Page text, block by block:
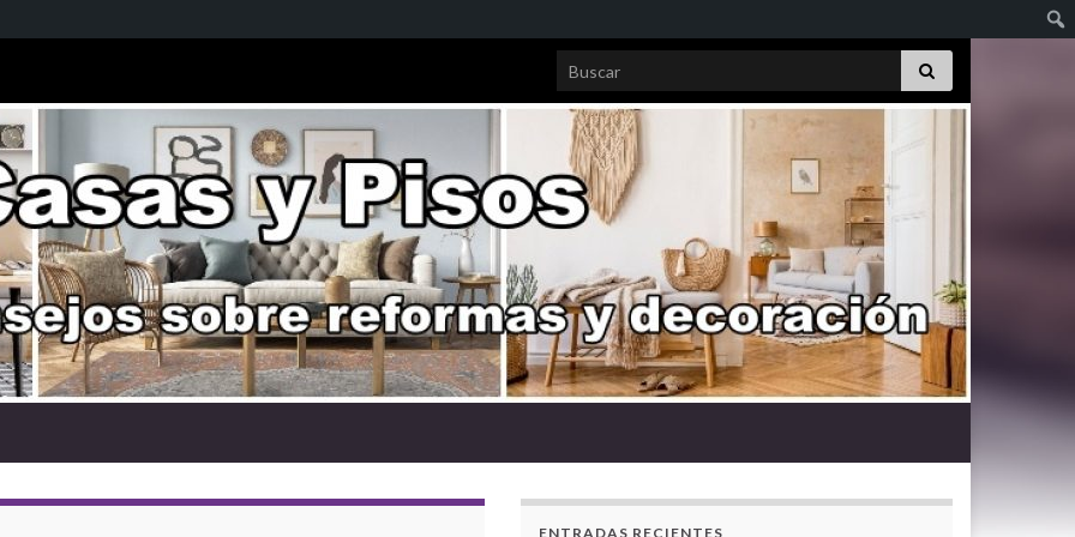
Search for:
ENTRADAS RECIENTES